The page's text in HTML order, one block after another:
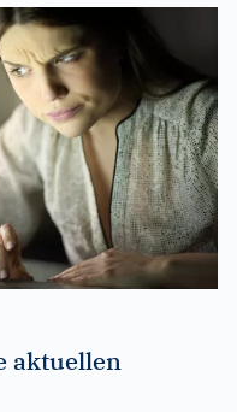
aktuellen